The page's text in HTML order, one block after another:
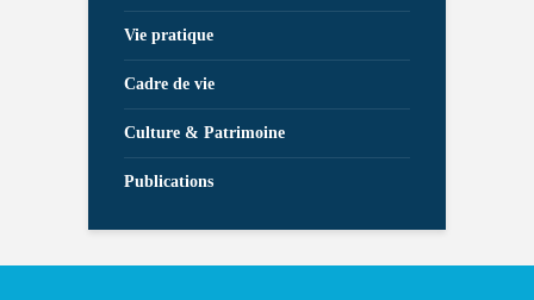
Vie pratique
Cadre de vie
Culture & Patrimoine
Publications